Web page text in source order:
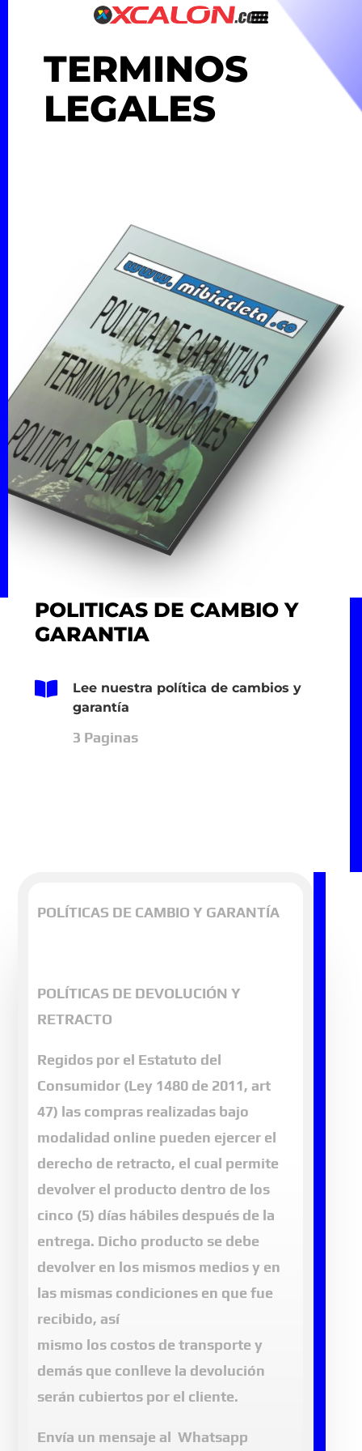
TERMINOS
LEGALES
POLITICAS DE CAMBIO Y
GARANTIA

Lee nuestra política de cambios y
garantía
3 Paginas
POLÍTICAS DE CAMBIO Y GARANTÍA
POLÍTICAS DE DEVOLUCIÓN Y
RETRACTO
Regidos por el Estatuto del
Consumidor (Ley 1480 de 2011, art
47) las compras realizadas bajo
modalidad online pueden ejercer el
derecho de retracto, el cual permite
devolver el producto dentro de los
cinco (5) días hábiles después de la
entrega. Dicho producto se debe
devolver en los mismos medios y en
las mismas condiciones en que fue
recibido, así
mismo los costos de transporte y
demás que conlleve la devolución
serán cubiertos por el cliente.
Envía un mensaje al Whatsapp